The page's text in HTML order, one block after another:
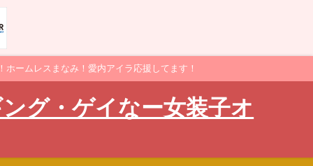
ームレスまなみ！愛内アイラ応援してます！
グ・ゲイなー女装子オ